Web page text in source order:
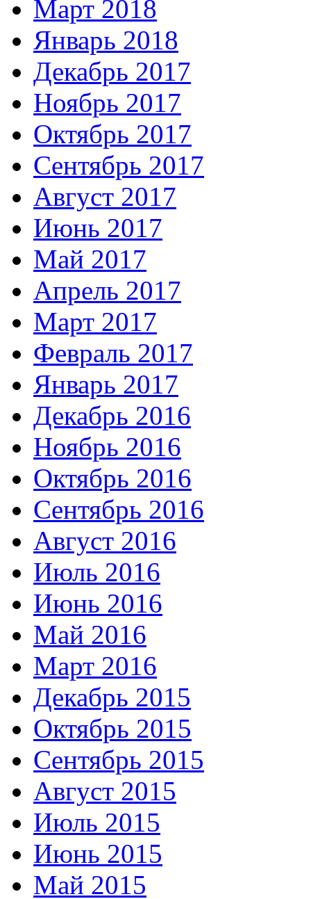
Март 2018
Январь 2018
Декабрь 2017
Ноябрь 2017
Октябрь 2017
Сентябрь 2017
Август 2017
Июнь 2017
Май 2017
Апрель 2017
Март 2017
Февраль 2017
Январь 2017
Декабрь 2016
Ноябрь 2016
Октябрь 2016
Сентябрь 2016
Август 2016
Июль 2016
Июнь 2016
Май 2016
Март 2016
Декабрь 2015
Октябрь 2015
Сентябрь 2015
Август 2015
Июль 2015
Июнь 2015
Май 2015